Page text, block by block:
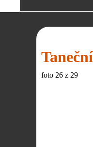
foto 26 z 29